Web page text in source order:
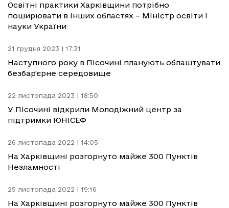
Освітні практики Харківщини потрібно
поширювати в інших областях – Міністр освіти і
науки України
21 грудня 2023 | 17:31
Наступного року в Пісочині планують облаштувати
безбар’єрне середовище
22 листопада 2023 | 18:50
У Пісочині відкрили Молодіжний центр за
підтримки ЮНІСЕФ
26 листопада 2022 | 14:05
На Харківщині розгорнуто майже 300 Пунктів
Незламності
25 листопада 2022 | 19:16
На Харківщині розгорнуто майже 300 Пунктів